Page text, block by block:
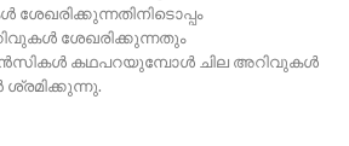
ശേഖരിക്കുന്നതിനിടൊപ്പം
ശേഖരിക്കുന്നതും
കഥപറയുമ്പോൾ ചില അറിവുകൾ
ശ്രമിക്കുന്നു.